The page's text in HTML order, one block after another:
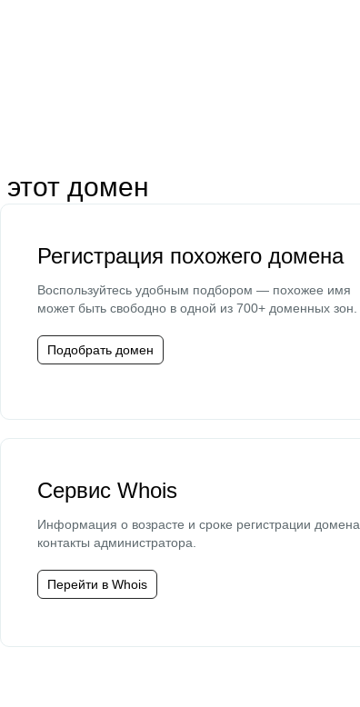
этот домен
Регистрация похожего домена
Воспользуйтесь удобным подбором — похожее имя
может быть свободно в одной из 700+ доменных зон.
Подобрать домен
Сервис Whois
Информация о возрасте и сроке регистрации домена,
контакты администратора.
Перейти в Whois